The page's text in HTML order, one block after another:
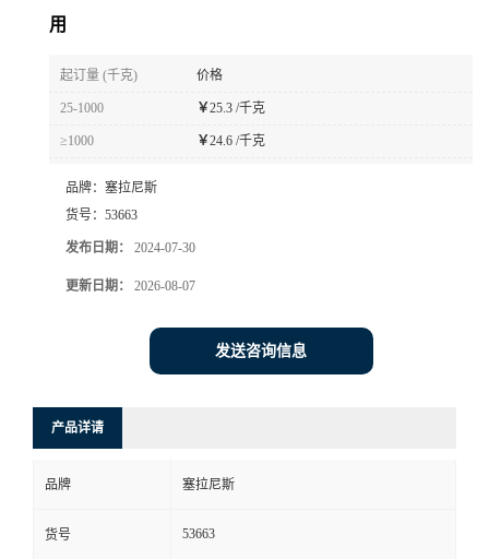
用
起订量 (千克) 价格
25-1000 ￥25.3 /千克
≥1000 ￥24.6 /千克
品牌： 塞拉尼斯
货号： 53663
发布日期： 2024-07-30
更新日期： 2026-08-07
发送咨询信息
产品详请
品牌 塞拉尼斯
货号 53663